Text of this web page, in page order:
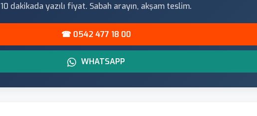
10 dakikada yazılı fiyat. Sabah arayın, akşam teslim.
☎ 0542 477 18 00
WHATSAPP